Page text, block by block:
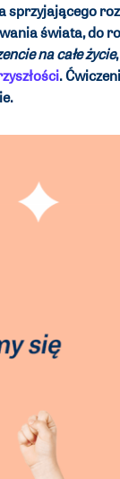
sprzyjającego
świata, do
na całe życie
.